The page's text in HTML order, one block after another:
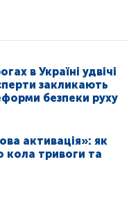
в Україні удвічі
закликають
безпеки руху
активація»: як
кола тривоги та